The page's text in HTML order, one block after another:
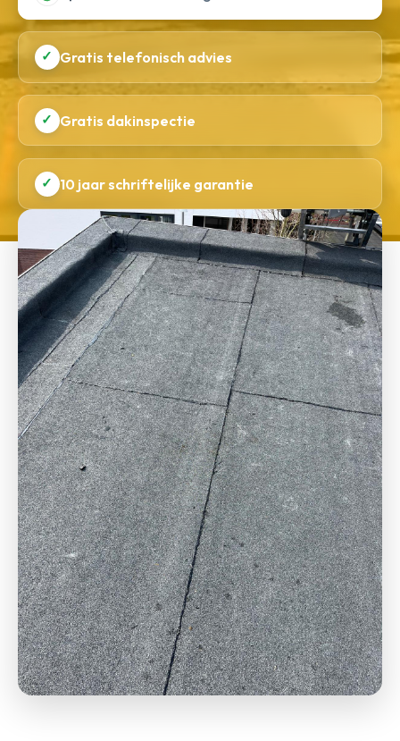
✓ Gratis telefonisch advies
✓ Gratis dakinspectie
✓ 10 jaar schriftelijke garantie